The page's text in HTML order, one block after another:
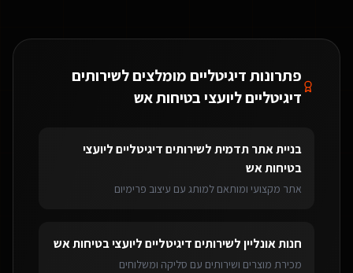
פתרונות דיגיטליים מומלצים לשירותים
דיגיטליים ליועצי בטיחות אש
בניית אתר תדמיתלשירותים דיגיטליים ליועצי
בטיחות אש
אתר מקצועי ומותאם למותג עם עיצוב פרימיום
חנות אונלייןלשירותים דיגיטליים ליועצי בטיחות אש
מכירת מוצרים ושירותים עם סליקה ומשלוחים